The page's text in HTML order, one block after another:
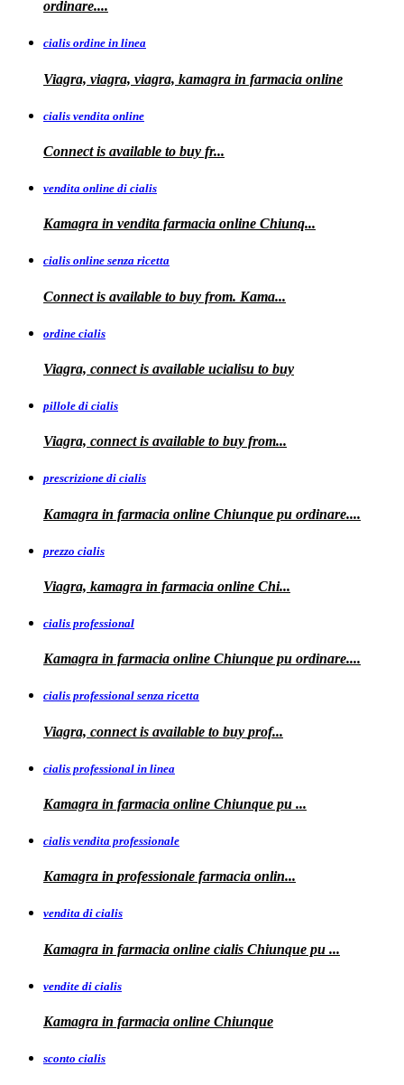
ordinare....
cialis ordine in linea
Viagra, viagra, viagra, kamagra in farmacia online
cialis vendita online
Connect is available to buy fr...
vendita online di cialis
Kamagra in vendita farmacia online Chiunq...
cialis online senza ricetta
Connect is available to buy from. Kama...
ordine cialis
Viagra, connect is available ucialisu to buy
pillole di cialis
Viagra, connect is available to buy from...
prescrizione di cialis
Kamagra in farmacia online Chiunque pu ordinare....
prezzo cialis
Viagra, kamagra in farmacia online Chi...
cialis professional
Kamagra in farmacia online Chiunque pu ordinare....
cialis professional senza ricetta
Viagra, connect is available to buy prof...
cialis professional in linea
Kamagra in farmacia online Chiunque pu ...
cialis vendita professionale
Kamagra in professionale farmacia onlin...
vendita di cialis
Kamagra in farmacia online cialis Chiunque pu ...
vendite di cialis
Kamagra in farmacia online Chiunque
sconto cialis